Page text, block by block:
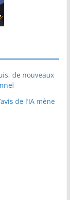
de nouveaux
de l’IA mène